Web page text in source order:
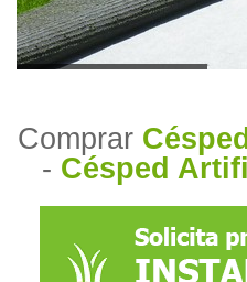
Comprar
- Césped